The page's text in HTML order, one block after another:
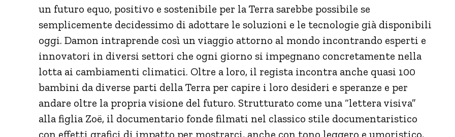
un futuro equo, positivo e sostenibile per la Terra sarebbe possibile se
semplicemente decidessimo di adottare le soluzioni e le tecnologie già disponibili
oggi. Damon intraprende così un viaggio attorno al mondo incontrando esperti e
innovatori in diversi settori che ogni giorno si impegnano concretamente nella
lotta ai cambiamenti climatici. Oltre a loro, il regista incontra anche quasi 100
bambini da diverse parti della Terra per capire i loro desideri e speranze e per
andare oltre la propria visione del futuro. Strutturato come una “lettera visiva”
alla figlia Zoë, il documentario fonde filmati nel classico stile documentaristico
con effetti grafici di impatto per mostrarci, anche con tono leggero e umoristico,